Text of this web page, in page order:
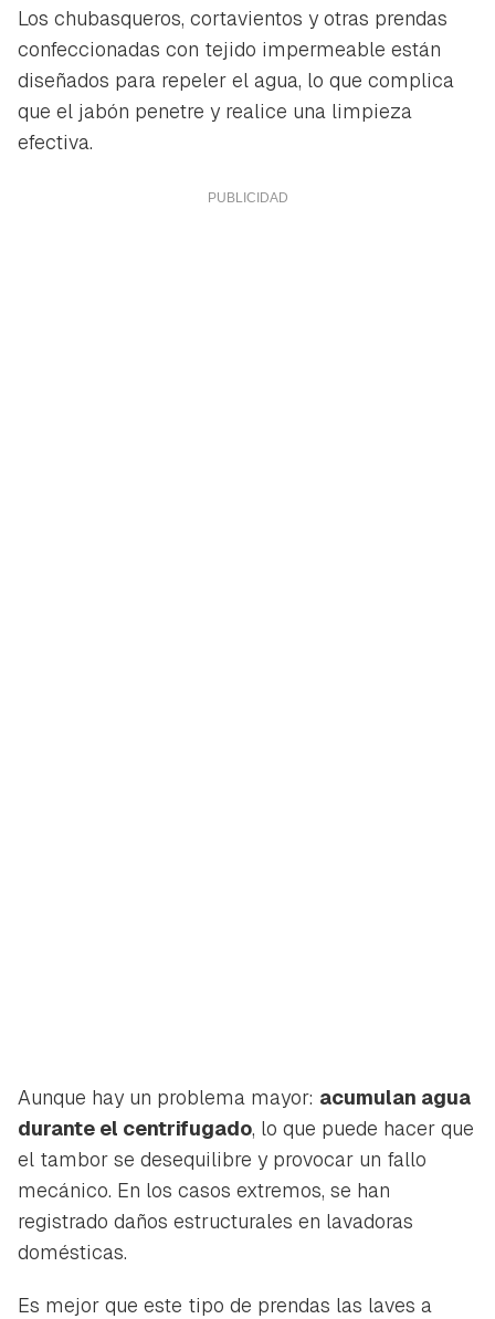
Los chubasqueros, cortavientos y otras prendas
confeccionadas con tejido impermeable están
diseñados para repeler el agua, lo que complica
que el jabón penetre y realice una limpieza
efectiva.
Aunque hay un problema mayor: acumulan agua
durante el centrifugado, lo que puede hacer que
el tambor se desequilibre y provocar un fallo
mecánico. En los casos extremos, se han
registrado daños estructurales en lavadoras
domésticas.
Es mejor que este tipo de prendas las laves a